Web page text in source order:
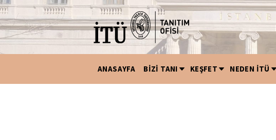
ANASAYFA BİZİ TANI KEŞFET NEDEN İTÜ